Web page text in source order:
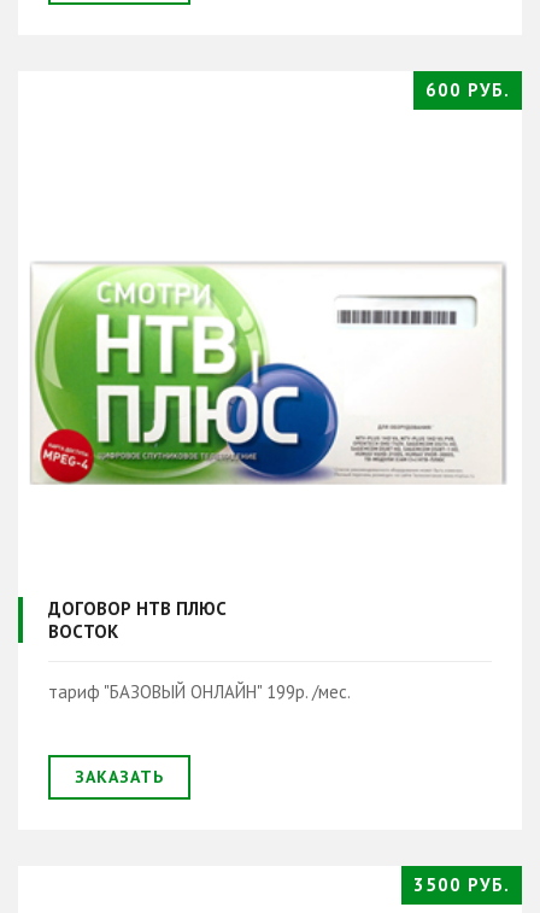
600 РУБ.
ДОГОВОР НТВ ПЛЮС
ВОСТОК
тариф "БАЗОВЫЙ ОНЛАЙН" 199р. /мес.
ЗАКАЗАТЬ
3500 РУБ.